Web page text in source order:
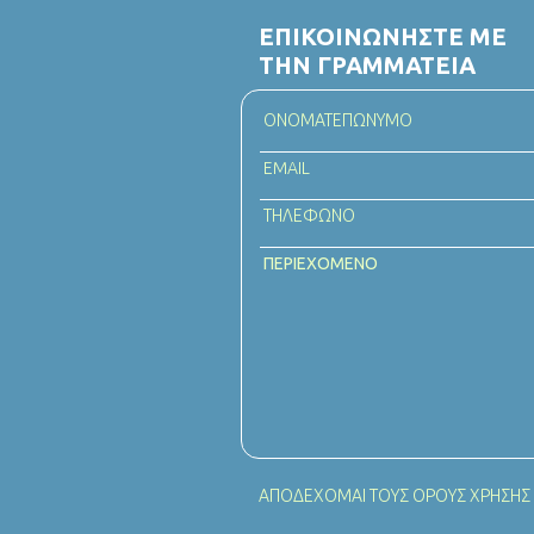
ΕΠΙΚΟΙΝΩΝΗΣΤΕ ΜΕ
ΤΗΝ ΓΡΑΜΜΑΤΕΙΑ
ΑΠΟΔΕΧΟΜΑΙ ΤΟΥΣ ΟΡΟΥΣ ΧΡΗΣΗΣ